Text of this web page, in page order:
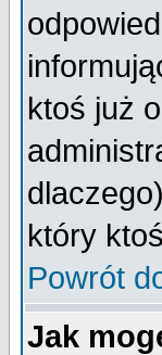
ktoś już
który
Powrót
Jak